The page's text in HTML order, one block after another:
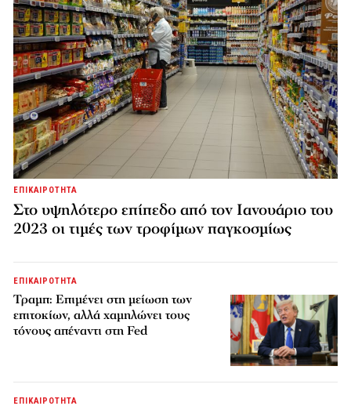
ΕΠΙΚΑΙΡΟΤΗΤΑ
Στο υψηλότερο επίπεδο από τον Ιανουάριο του
2023 οι τιμές των τροφίμων παγκοσμίως
ΕΠΙΚΑΙΡΟΤΗΤΑ
Τραμπ: Επιμένει στη μείωση των
επιτοκίων, αλλά χαμηλώνει τους
τόνους απέναντι στη Fed
ΕΠΙΚΑΙΡΟΤΗΤΑ